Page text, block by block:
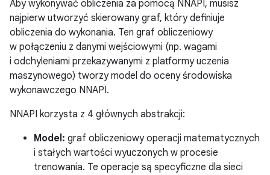
Aby wykonywać obliczenia za pomocą NNAPI, musisz
najpierw utworzyć skierowany graf, który definiuje
obliczenia do wykonania. Ten graf obliczeniowy
w połączeniu z danymi wejściowymi (np. wagami
i odchyleniami przekazywanymi z platformy uczenia
maszynowego) tworzy model do oceny środowiska
wykonawczego NNAPI.
NNAPI korzysta z 4 głównych abstrakcji:
Model: graf obliczeniowy operacji matematycznych
i stałych wartości wyuczonych w procesie
trenowania. Te operacje są specyficzne dla sieci